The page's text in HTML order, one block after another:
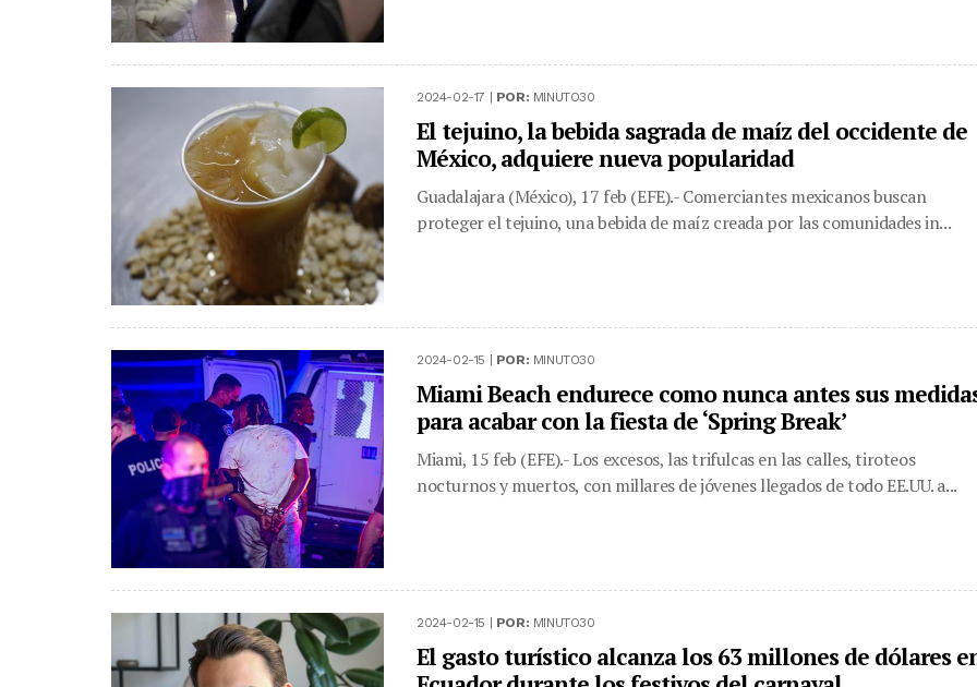
2024-02-17 | POR: MINUTO30
El tejuino, la bebida sagrada de maíz del occidente de
México, adquiere nueva popularidad
Guadalajara (México), 17 feb (EFE).- Comerciantes mexicanos buscan
proteger el tejuino, una bebida de maíz creada por las comunidades in...
2024-02-15 | POR: MINUTO30
Miami Beach endurece como nunca antes sus
para acabar con la fiesta de ‘Spring Break’
Miami, 15 feb (EFE).- Los excesos, las trifulcas en las calles, tiroteos
nocturnos y muertos, con millares de jóvenes llegados de todo EE.UU. a...
2024-02-15 | POR: MINUTO30
El gasto turístico alcanza los 63 millones de dólares